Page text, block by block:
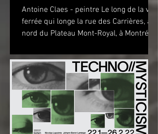
Antoine Claes - peintre Le long de la voie
ferrée qui longe la rue des Carrières, au
nord du Plateau Mont-Royal, à Montréal,